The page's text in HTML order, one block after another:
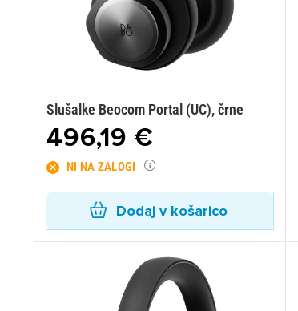
Slušalke Beocom Portal (UC), črne
496,19 €
NI NA ZALOGI
Dodaj v košarico